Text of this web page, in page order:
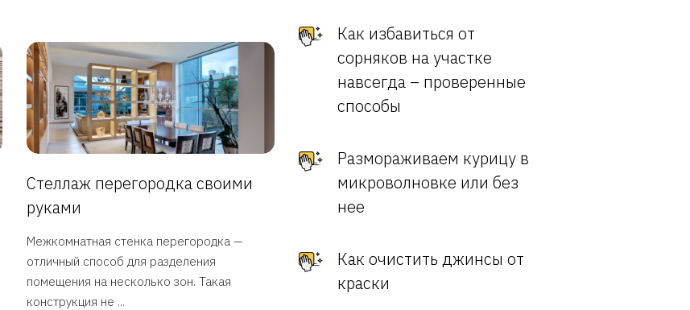
Стеллаж перегородка своими
руками
Межкомнатная стенка перегородка —
отличный способ для разделения
помещения на несколько зон. Такая
конструкция не ...
Как избавиться от
сорняков на участке
навсегда – проверенные
способы
Размораживаем курицу в
микроволновке или без
нее
Как очистить джинсы от
краски